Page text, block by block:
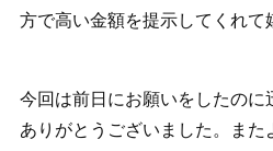
方で高い金額を提示してくれて
今回は前日にお願いをしたのに
ありがとうございました。また